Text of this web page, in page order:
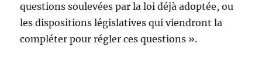
questions soulevées par la loi déjà adoptée, ou
les dispositions législatives qui viendront la
compléter pour régler ces questions ».